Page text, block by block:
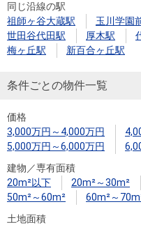
購入向け
サービス
住
税金の本
（電子ブ
ック）
住まいと
暮らしの
（電子ブ
ド
同じ沿線の駅
祖師ヶ谷大蔵駅
玉川学園
世田谷代田駅
厚木駅
梅ヶ丘駅
新百合ヶ丘駅
条件ごとの物件一覧
価格
3,000万円～4,000万円
5,000万円～6,000万円
建物／専有面積
20m²以下
20m²～30m²
50m²～60m²
60m²～
土地面積